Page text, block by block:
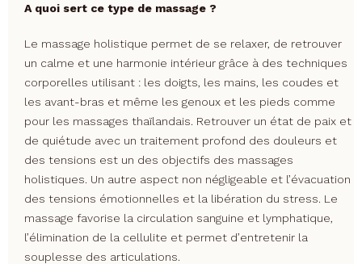
A quoi sert ce type de massage ?
Le massage holistique permet de se relaxer, de retrouver
un calme et une harmonie intérieur grâce à des techniques
corporelles utilisant : les doigts, les mains, les coudes et
les avant-bras et même les genoux et les pieds comme
pour les massages thaïlandais. Retrouver un état de paix et
de quiétude avec un traitement profond des douleurs et
des tensions est un des objectifs des massages
holistiques. Un autre aspect non négligeable et l’évacuation
des tensions émotionnelles et la libération du stress. Le
massage favorise la circulation sanguine et lymphatique,
l’élimination de la cellulite et permet d’entretenir la
souplesse des articulations.